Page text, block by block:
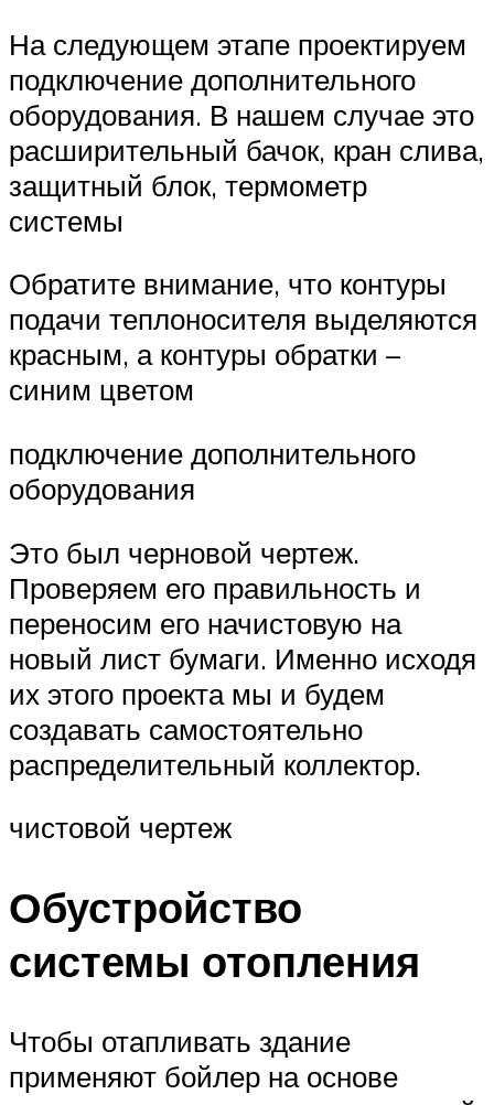
На следующем этапе проектируем
подключение дополнительного
оборудования. В нашем случае это
расширительный бачок, кран слива,
защитный блок, термометр
системы
Обратите внимание, что контуры
подачи теплоносителя выделяются
красным, а контуры обратки –
синим цветом
подключение дополнительного
оборудования
Это был черновой чертеж.
Проверяем его правильность и
переносим его начистовую на
новый лист бумаги. Именно исходя
их этого проекта мы и будем
создавать самостоятельно
распределительный коллектор.
чистовой чертеж
Обустройство
системы отопления
Чтобы отапливать здание
применяют бойлер на основе